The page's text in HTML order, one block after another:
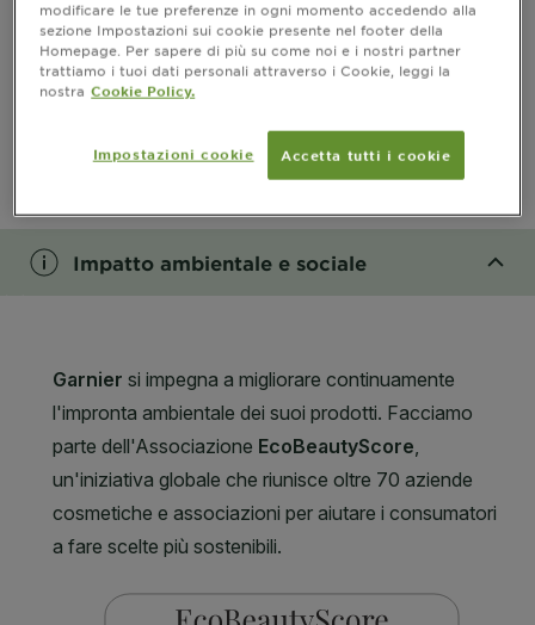
Ingredienti
CLOSE SUBPANEL
PRECAUZIONI D'USO
Impatto ambientale e sociale
modificare le tue preferenze in ogni momento accedendo alla
sezione Impostazioni sui cookie presente nel footer della
Homepage. Per sapere di più su come noi e i nostri partner
trattiamo i tuoi dati personali attraverso i Cookie, leggi la
nostra Cookie Policy.
Impostazioni cookie Accetta tutti i cookie